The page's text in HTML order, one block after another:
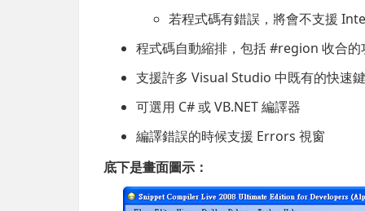
若程式碼有錯誤，將會不支援
程式碼自動縮排，包括 #region 收合的
支援許多 Visual Studio 中既有的快速
可選用 C# 或 VB.NET 編譯器
編譯錯誤的時候支援 Errors 視窗
底下是畫面圖示：